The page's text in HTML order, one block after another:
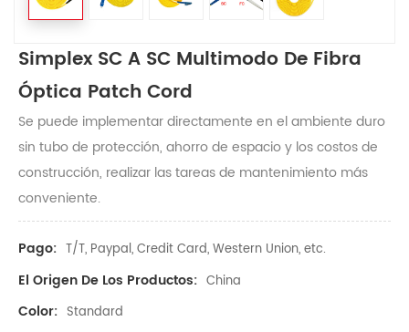
Simplex SC A SC Multimodo De Fibra
Óptica Patch Cord
Se puede implementar directamente en el ambiente duro
sin tubo de protección, ahorro de espacio y los costos de
construcción, realizar las tareas de mantenimiento más
conveniente.
Pago: T/T, Paypal, Credit Card, Western Union, etc.
El Origen De Los Productos: China
Color: Standard